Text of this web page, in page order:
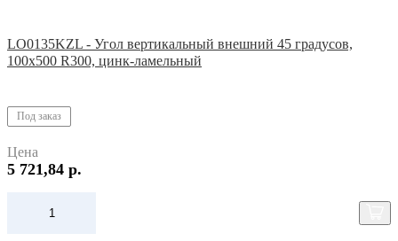
LO0135KZL - Угол вертикальный внешний 45 градусов,
100х500 R300, цинк-ламельный
Под заказ
Цена
5 721,84 р.